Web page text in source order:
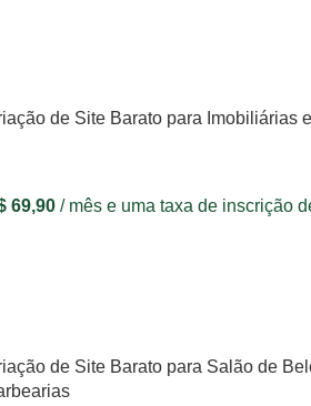
de Site Barato para Imobiliárias
69,90 / mês e uma taxa de inscrição
de Site Barato para Salão de